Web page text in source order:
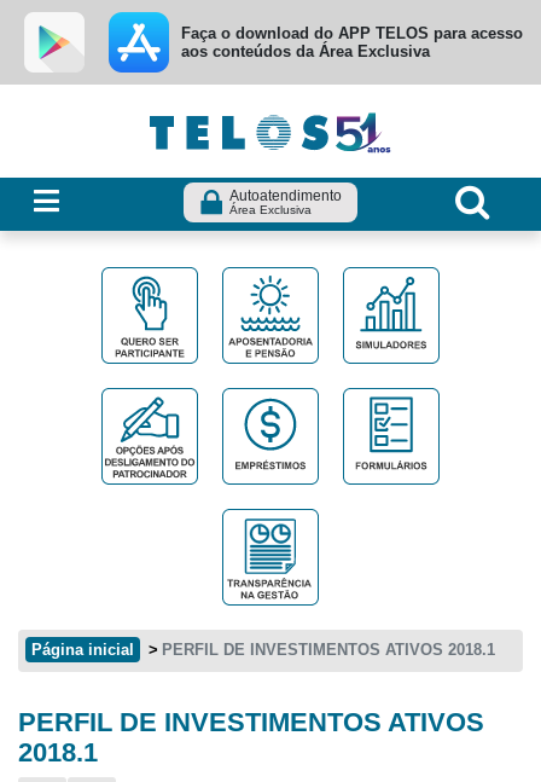
Ir para menu principal
Ir para conteúdo
Ir para busca
Faça o download do APP TELOS para acesso
aos conteúdos da Área Exclusiva
Autoatendimento
Área Exclusiva
Página inicial PERFIL DE INVESTIMENTOS ATIVOS 2018.1
Conteúdo principal
PERFIL DE INVESTIMENTOS ATIVOS
2018.1